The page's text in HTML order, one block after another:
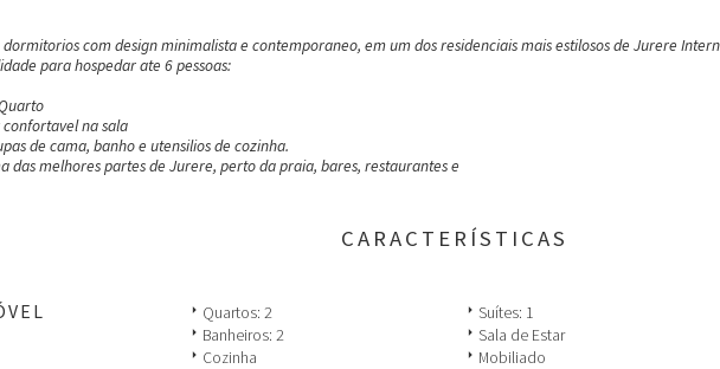
com design minimalista e contemporaneo, em um dos residenciais mais estilosos de Jurere
para hospedar ate 6 pessoas:
na sala
de cama, banho e utensilios de cozinha.
das melhores partes de Jurere, perto da praia, bares, restaurantes e
CARACTERÍSTICAS
arrow_right Quartos: 2 arrow_right Suítes: 1
arrow_right Banheiros: 2 arrow_right Sala de Estar
arrow_right Cozinha arrow_right Mobiliado